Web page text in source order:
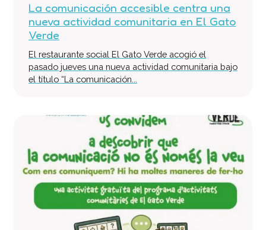
La comunicación accesible centra una
nueva actividad comunitaria en El Gato
Verde
El restaurante social El Gato Verde acogió el
pasado jueves una nueva actividad comunitaria bajo
el título “La comunicación...